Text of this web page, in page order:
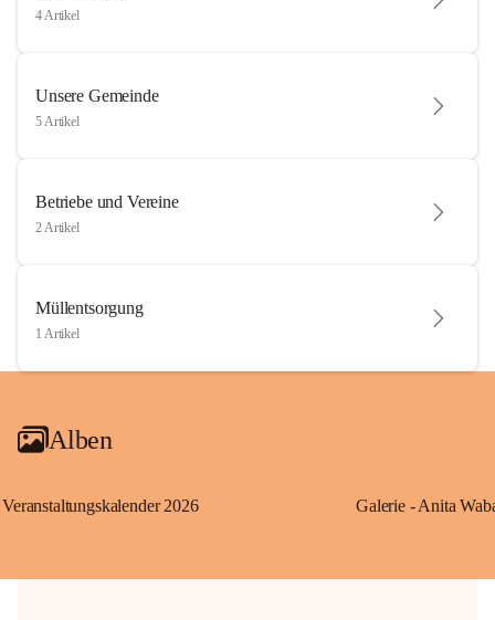
4 Artikel
Unsere Gemeinde
5 Artikel
Betriebe und Vereine
2 Artikel
Müllentsorgung
1 Artikel
Alben
Veranstaltungskalender 2026 Galerie - Anita